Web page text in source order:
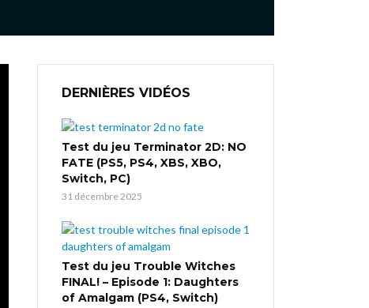
DERNIÈRES VIDÉOS
Test du jeu Terminator 2D: NO
FATE (PS5, PS4, XBS, XBO,
Switch, PC)
31 décembre 2025
Test du jeu Trouble Witches
FINAL! – Episode 1: Daughters
of Amalgam (PS4, Switch)